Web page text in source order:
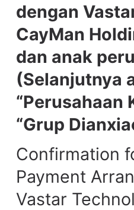
dengan
CayMan
dan anak
(Selanjutnya
“Perusahaan
“Grup
Confirmation
Payment
Vastar